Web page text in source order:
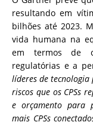
resultando em
bilhões até 2023.
vida humana na
em termos de
regulatórias e a
líderes de tecnologia
riscos que os CPSs
e orçamento para
mais CPSs